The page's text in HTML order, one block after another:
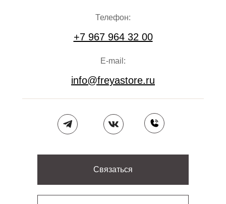
Телефон:
+7 967 964 32 00
E-mail:
info@freyastore.ru
Связаться